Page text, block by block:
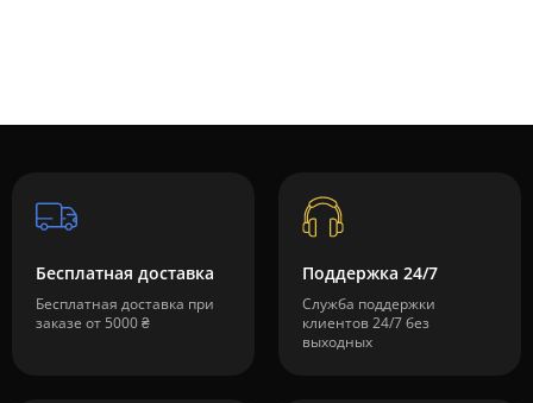
Бесплатная доставка
Бесплатная доставка при
заказе от 5000 ₴
Поддержка 24/7
Служба поддержки
клиентов 24/7 без
выходных